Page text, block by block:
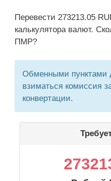
Перевести 273213.05
калькулятора валют.
ПМР?
Обменными пунктами
взиматься комиссия
конвертации.